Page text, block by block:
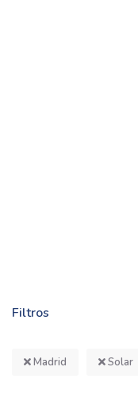
Filtros
Madrid Solar